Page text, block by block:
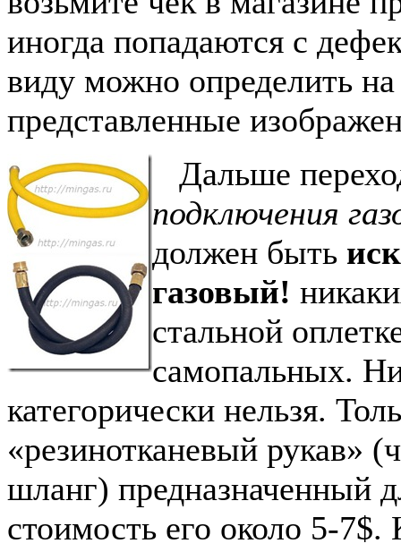
иногда попадаются с
виду можно определить на
представленные
Дальше
подключения
должен быть
газовый!
стальной
самопальных.
категорически нельзя.
«резинотканевый рукав»
шланг) предназначенный
стоимость его около 5-